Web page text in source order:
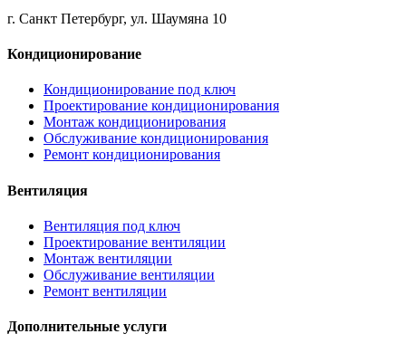
г. Санкт Петербург, ул. Шаумяна 10
Кондиционирование
Кондиционирование под ключ
Проектирование кондиционирования
Монтаж кондиционирования
Обслуживание кондиционирования
Ремонт кондиционирования
Вентиляция
Вентиляция под ключ
Проектирование вентиляции
Монтаж вентиляции
Обслуживание вентиляции
Ремонт вентиляции
Дополнительные услуги